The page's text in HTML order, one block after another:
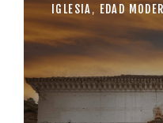
IGLESIA, EDAD